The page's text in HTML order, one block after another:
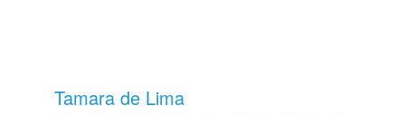
Tamara de Lima